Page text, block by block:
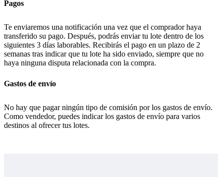
Pagos
Te enviaremos una notificación una vez que el comprador haya
transferido su pago. Después, podrás enviar tu lote dentro de los
siguientes 3 días laborables. Recibirás el pago en un plazo de 2
semanas tras indicar que tu lote ha sido enviado, siempre que no
haya ninguna disputa relacionada con la compra.
Gastos de envío
No hay que pagar ningún tipo de comisión por los gastos de envío.
Como vendedor, puedes indicar los gastos de envío para varios
destinos al ofrecer tus lotes.